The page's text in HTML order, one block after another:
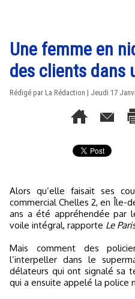
Une femme en
des clients dans
Rédigé par La Rédaction | Jeudi 17
Alors qu’elle faisait ses courses au Carrefour du centre
commercial Chelles 2, en Île-
ans a été appréhendée par
voile intégral, rapporte Le
Mais comment des
l’interpeller dans le
délateurs qui ont signalé sa
qui a ensuite appelé la police